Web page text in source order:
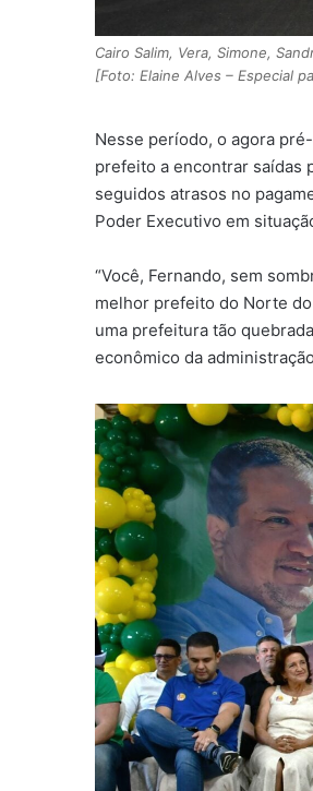
Cairo Salim, Vera, Simone,
[Foto: Elaine Alves – Especial
Nesse período, o agora
prefeito a encontrar saídas
seguidos atrasos no
Poder Executivo em
“Você, Fernando, sem
melhor prefeito do Norte
uma prefeitura tão
econômico da